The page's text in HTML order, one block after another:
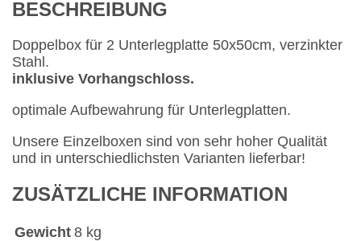
BESCHREIBUNG
Doppelbox für 2 Unterlegplatte 50x50cm, verzinkter
Stahl.
inklusive Vorhangschloss.
optimale Aufbewahrung für Unterlegplatten.
Unsere Einzelboxen sind von sehr hoher Qualität
und in unterschiedlichsten Varianten lieferbar!
ZUSÄTZLICHE INFORMATION
Gewicht 8 kg